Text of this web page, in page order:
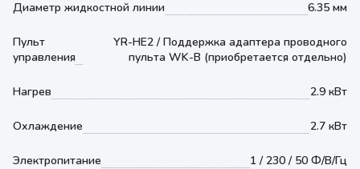
Диаметр жидкостной линии 6.35 мм
Пульт
управления
YR-HE2 / Поддержка адаптера проводного
пульта WK-B (приобретается отдельно)
Нагрев 2.9 кВт
Охлаждение 2.7 кВт
Электропитание 1 / 230 / 50 Ф/В/Гц